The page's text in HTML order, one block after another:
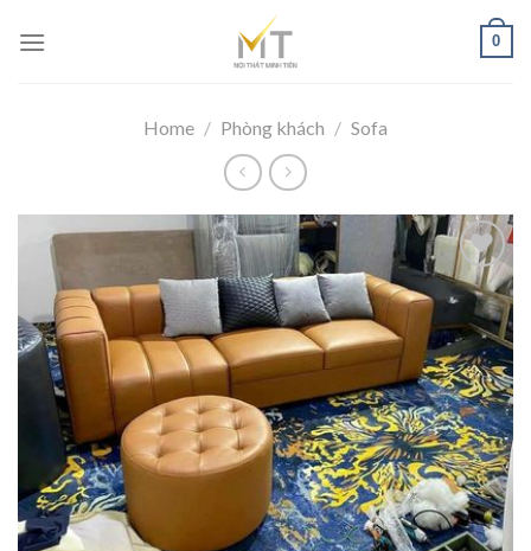
0
Home / Phòng khách / Sofa
Add to
wishlist